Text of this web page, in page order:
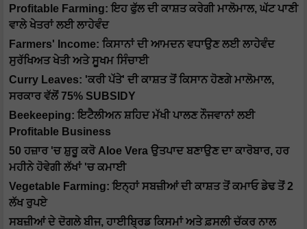
Profitable Farming: ਇਹ ਫੁੱਲ ਦੀ ਕਾਸ਼ਤ ਕਰੇਗੀ ਮਾਲੋਮਾਲ, ਘੱਟ ਪਾਣੀ
ਵਾਲੇ ਖੇਤਰਾਂ ਲਈ ਲਾਹੇਵੰਦ
Farmers' Income: ਕਿਸਾਨਾਂ ਦੀ ਆਮਦਨ ਵਧਾਉਣ ਲਈ ਲਾਹੇਵੰਦ
ਸੁਰੱਖਿਅਤ ਖੇਤੀ ਅਤੇ ਸੂਖਮ ਸਿੰਚਾਈ
Curry Leaves: 'ਕਰੀ ਪੱਤੇ' ਦੀ ਕਾਸ਼ਤ ਤੋਂ ਕਿਸਾਨ ਹੋਣਗੇ ਮਾਲੋਮਾਲ,
ਸਰਕਾਰ ਵੱਲੋਂ 75% SUBSIDY
Beekeeping: ਇਟੈਲੀਅਨ ਸ਼ਹਿਦ ਮੱਖੀ ਪਾਲਣ ਨੌਜਵਾਨਾਂ ਲਈ
Profitable Business
50 ਹਜ਼ਾਰ 'ਚ ਸ਼ੁਰੂ ਕਰੋ Aloe Vera ਉਤਪਾਦ ਬਣਾਉਣ ਦਾ ਕਾਰੋਬਾਰ, ਹਰ
ਮਹੀਨੇ ਹੋਵੇਗੀ ਲੱਖਾਂ 'ਚ ਕਮਾਈ
Vegetable Farming: ਇਨ੍ਹਾਂ ਸਬਜ਼ੀਆਂ ਦੀ ਕਾਸ਼ਤ ਤੋਂ ਕਮਾਓ ਡੇਢ ਤੋਂ 2
ਲੱਖ ਰੁਪਏ
ਸਬਜ਼ੀਆਂ ਦੇ ਦੋਗਲੇ ਬੀਜ, ਹਾਈਬ੍ਰਿਡ ਕਿਸਮਾਂ ਅਤੇ ਫ਼ਸਲੀ ਚੱਕਰ ਨਾਲ